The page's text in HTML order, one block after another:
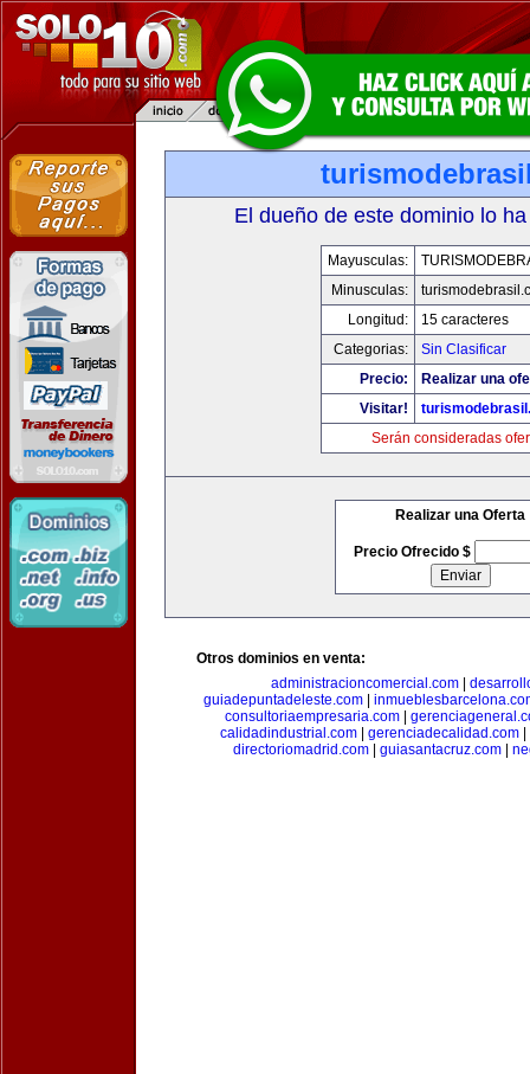
El dueño de este dominio lo
Mayusculas:
Minusculas:
Longitud:
15 caracteres
Categorias:
Sin Clasificar
Precio:
Realizar una
Visitar!
Serán consideradas
Realizar una Oferta
Precio Ofrecido $
Otros dominios en venta:
administracioncomercial.com|
guiadepuntadeleste.com|
consultoriaempresaria.com
calidadindustrial.com
gerenciadecalidad.com
directoriomadrid.com| guiasantacruz.com|